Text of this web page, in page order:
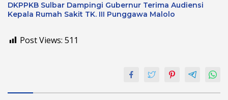
DKPPKB Sulbar Dampingi Gubernur Terima Audiensi
Kepala Rumah Sakit TK. III Punggawa Malolo
Post Views: 511